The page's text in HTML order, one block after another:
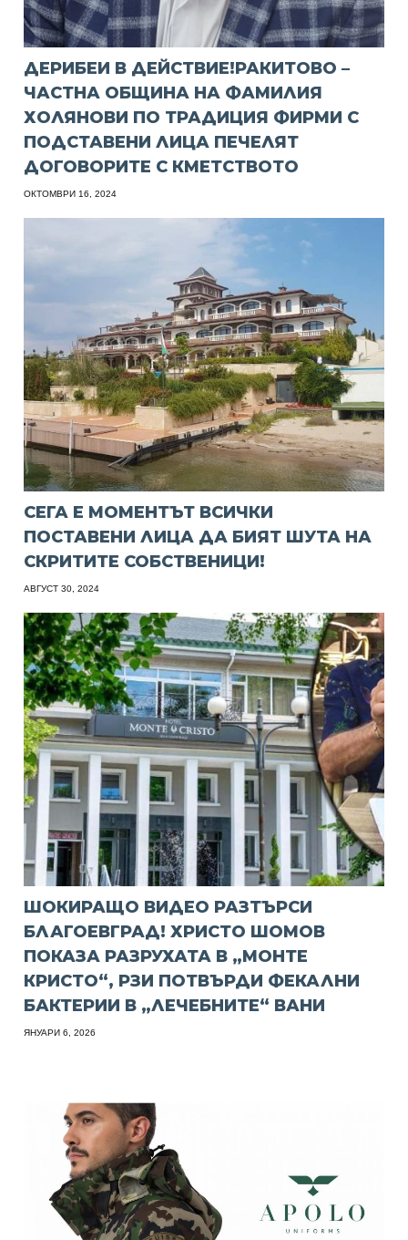
ДЕРИБЕИ В ДЕЙСТВИЕ!РАКИТОВО –
ЧАСТНА ОБЩИНА НА ФАМИЛИЯ
ХОЛЯНОВИ ПО ТРАДИЦИЯ ФИРМИ С
ПОДСТАВЕНИ ЛИЦА ПЕЧЕЛЯТ
ДОГОВОРИТЕ С КМЕТСТВОТО
ОКТОМВРИ 16, 2024
СЕГА Е МОМЕНТЪТ ВСИЧКИ
ПОСТАВЕНИ ЛИЦА ДА БИЯТ ШУТА НА
СКРИТИТЕ СОБСТВЕНИЦИ!
АВГУСТ 30, 2024
ШОКИРАЩО ВИДЕО РАЗТЪРСИ
БЛАГОЕВГРАД! ХРИСТО ШОМОВ
ПОКАЗА РАЗРУХАТА В „МОНТЕ
КРИСТО“, РЗИ ПОТВЪРДИ ФЕКАЛНИ
БАКТЕРИИ В „ЛЕЧЕБНИТЕ“ ВАНИ
ЯНУАРИ 6, 2026